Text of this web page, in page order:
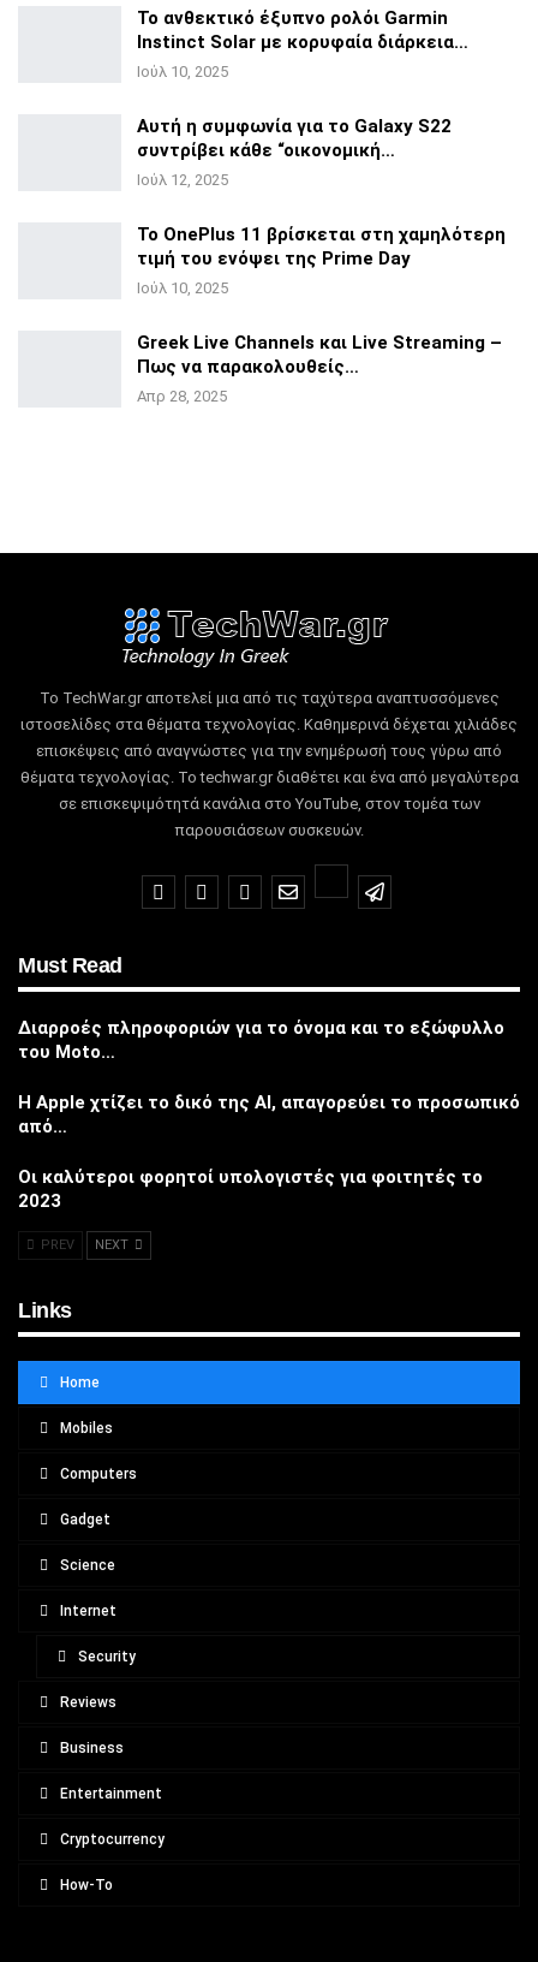
Το ανθεκτικό έξυπνο ρολόι Garmin
Instinct Solar με κορυφαία διάρκεια…
Ιούλ 10, 2025
Αυτή η συμφωνία για το Galaxy S22
συντρίβει κάθε “οικονομική…
Ιούλ 12, 2025
Το OnePlus 11 βρίσκεται στη χαμηλότερη
τιμή του ενόψει της Prime Day
Ιούλ 10, 2025
Greek Live Channels και Live Streaming –
Πως να παρακολουθείς…
Απρ 28, 2025
Το TechWar.gr αποτελεί μια από τις ταχύτερα αναπτυσσόμενες
ιστοσελίδες στα θέματα τεχνολογίας. Καθημερινά δέχεται χιλιάδες
επισκέψεις από αναγνώστες για την ενημέρωσή τους γύρω από
θέματα τεχνολογίας. Το techwar.gr διαθέτει και ένα από μεγαλύτερα
σε επισκεψιμότητά κανάλια στο YouTube, στον τομέα των
παρουσιάσεων συσκευών.
Must Read
Διαρροές πληροφοριών για το όνομα και το εξώφυλλο
του Moto…
Η Apple χτίζει το δικό της AI, απαγορεύει το προσωπικό
από…
Οι καλύτεροι φορητοί υπολογιστές για φοιτητές το
2023
PREV NEXT
Links
Home
Mobiles
Computers
Gadget
Science
Internet
Security
Reviews
Business
Entertainment
Cryptocurrency
How-To